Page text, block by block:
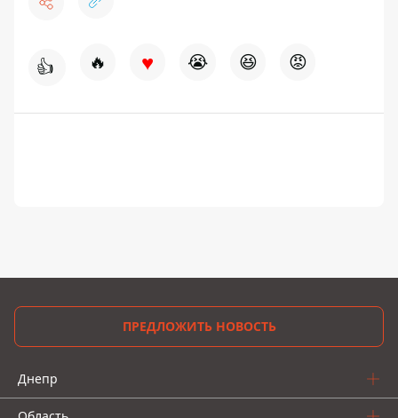
👍 🔥 ♥ 😭 😆 😡
ПРЕДЛОЖИТЬ НОВОСТЬ
Днепр